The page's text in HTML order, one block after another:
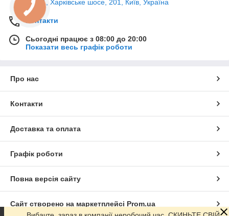
02121, Харківське шосе, 201, Київ, Україна
Контакти
Сьогодні працює з 08:00 до 20:00
Показати весь графік роботи
Про нас
Контакти
Доставка та оплата
Графік роботи
Повна версія сайту
Сайт створено на маркетплейсі Prom.ua